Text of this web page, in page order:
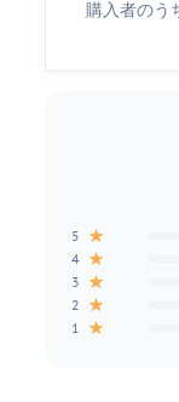
購入者のう
5 ★
4 ★
3 ★
2 ★
1 ★